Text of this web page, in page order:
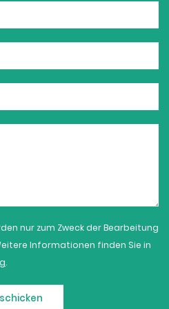
nur zum Zweck der Bearbeitung
Informationen finden Sie in
.